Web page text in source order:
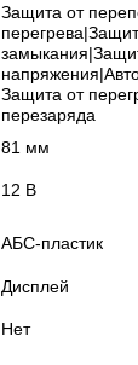
Защита от
Защита от
перезаряда
81 мм
12 В
АБС-пластик
Дисплей
Нет